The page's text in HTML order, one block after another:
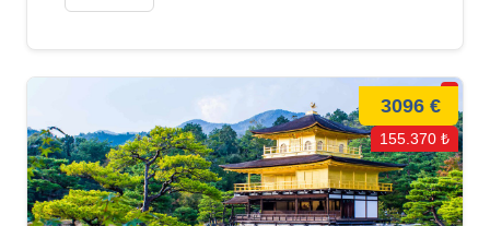
3096 €
155.370 ₺